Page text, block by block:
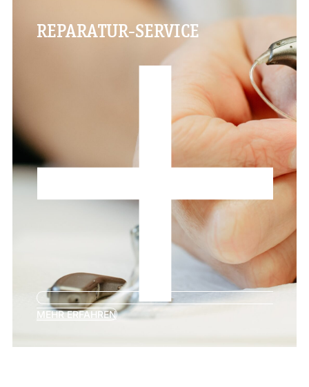
REPARATUR-SERVICE
MEHR ERFAHREN